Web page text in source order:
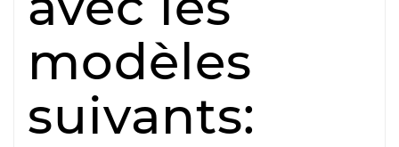
modèles
suivants: